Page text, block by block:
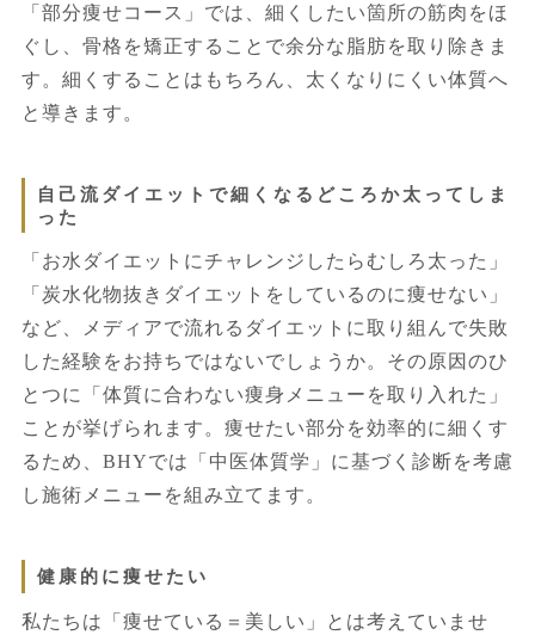
「部分痩せコース」では、細くしたい箇所の筋肉をほ
ぐし、骨格を矯正することで余分な脂肪を取り除きま
す。細くすることはもちろん、太くなりにくい体質へ
と導きます。
自己流ダイエットで細くなるどころか太ってしま
った
「お水ダイエットにチャレンジしたらむしろ太った」
「炭水化物抜きダイエットをしているのに痩せない」
など、メディアで流れるダイエットに取り組んで失敗
した経験をお持ちではないでしょうか。その原因のひ
とつに「体質に合わない痩身メニューを取り入れた」
ことが挙げられます。痩せたい部分を効率的に細くす
るため、BHYでは「中医体質学」に基づく診断を考慮
し施術メニューを組み立てます。
健康的に痩せたい
私たちは「痩せている＝美しい」とは考えていませ